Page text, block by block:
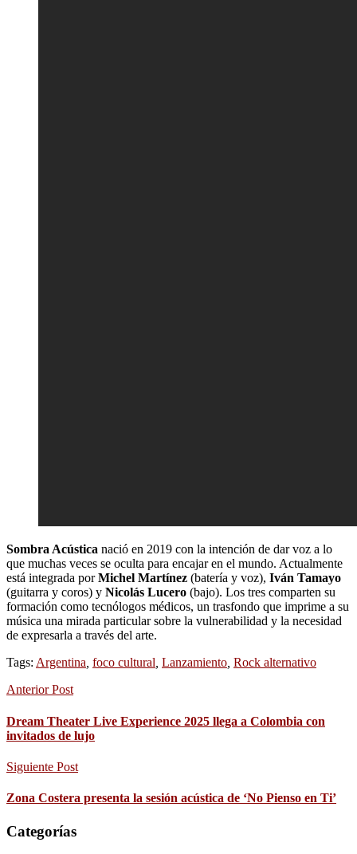
Sombra Acústica nació en 2019 con la intención de dar voz a lo
que muchas veces se oculta para encajar en el mundo. Actualmente
está integrada porMichel Martínez (batería y voz), Iván Tamayo
(guitarra y coros) y Nicolás Lucero (bajo). Los tres comparten su
formación como tecnólogos médicos, un trasfondo que imprime a su
música una mirada particular sobre la vulnerabilidad y la necesidad
de expresarla a través del arte.
Tags: Argentina, foco cultural, Lanzamiento, Rock alternativo
Anterior Post
Dream Theater Live Experience 2025 llega a Colombia con
invitados de lujo
Siguiente Post
Zona Costera presenta la sesión acústica de ‘No Pienso en Ti’
Categorías